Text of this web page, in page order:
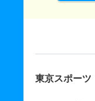
東京スポーツ